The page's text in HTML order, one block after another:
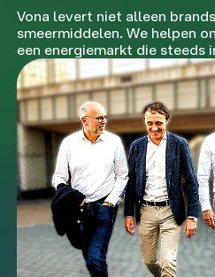
Vona levert niet alleen
smeermiddelen. We helpen
een energiemarkt die steeds